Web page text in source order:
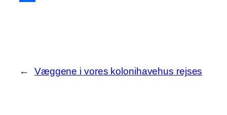
← Væggene i vores kolonihavehus rejses